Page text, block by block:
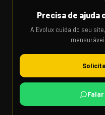
Precisa de ajuda
A Evolux cuida do seu
Falar